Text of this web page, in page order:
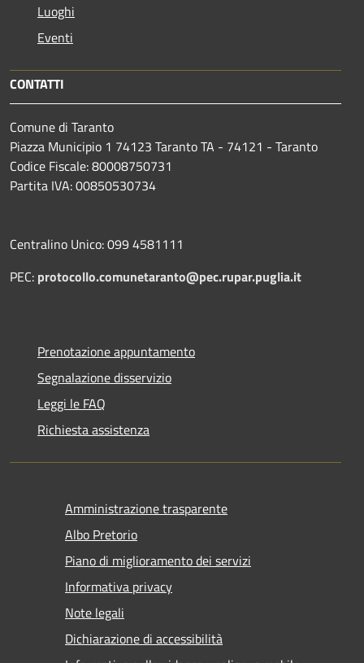
Luoghi
Eventi
CONTATTI
Comune di Taranto
Piazza Municipio 1 74123 Taranto TA - 74121 - Taranto
Codice Fiscale: 80008750731
Partita IVA: 00850530734
Centralino Unico: 099 4581111
PEC: protocollo.comunetaranto@pec.rupar.puglia.it
Prenotazione appuntamento
Segnalazione disservizio
Leggi le FAQ
Richiesta assistenza
Amministrazione trasparente
Albo Pretorio
Piano di miglioramento dei servizi
Informativa privacy
Note legali
Dichiarazione di accessibilità